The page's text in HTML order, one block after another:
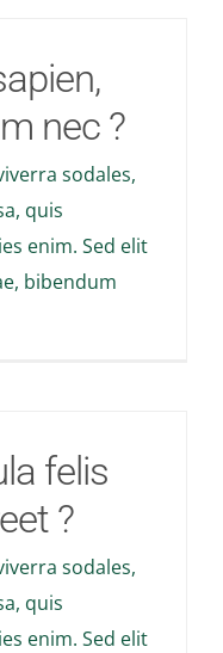
nec ?
sodales,
quis
enim. Sed elit
bibendum
felis
?
sodales,
quis
enim. Sed elit